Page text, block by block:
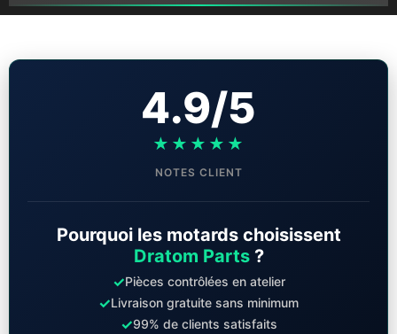
4.9/5
★★★★★
NOTES CLIENT
Pourquoi les motards choisissent
Dratom Parts?
✓Pièces contrôlées en atelier
✓Livraison gratuite sans minimum
✓99% de clients satisfaits